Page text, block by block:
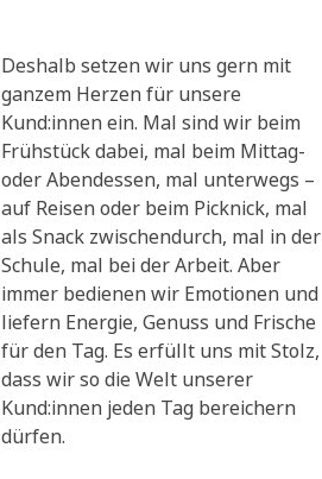
Deshalb setzen wir uns gern mit
ganzem Herzen für unsere
Kund:innen ein. Mal sind wir beim
Frühstück dabei, mal beim Mittag-
oder Abendessen, mal unterwegs –
auf Reisen oder beim Picknick, mal
als Snack zwischendurch, mal in der
Schule, mal bei der Arbeit. Aber
immer bedienen wir Emotionen und
liefern Energie, Genuss und Frische
für den Tag. Es erfüllt uns mit Stolz,
dass wir so die Welt unserer
Kund:innen jeden Tag bereichern
dürfen.